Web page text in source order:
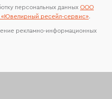
персональных данных ООО
ресейл-сервиc».
рекламно-информационных